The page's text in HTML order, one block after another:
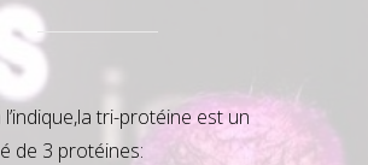
tri-protéine est un
de 3 protéines: